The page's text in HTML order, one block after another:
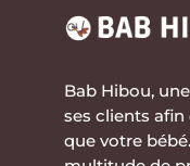
Bab Hibou,
ses clients afin
que votre